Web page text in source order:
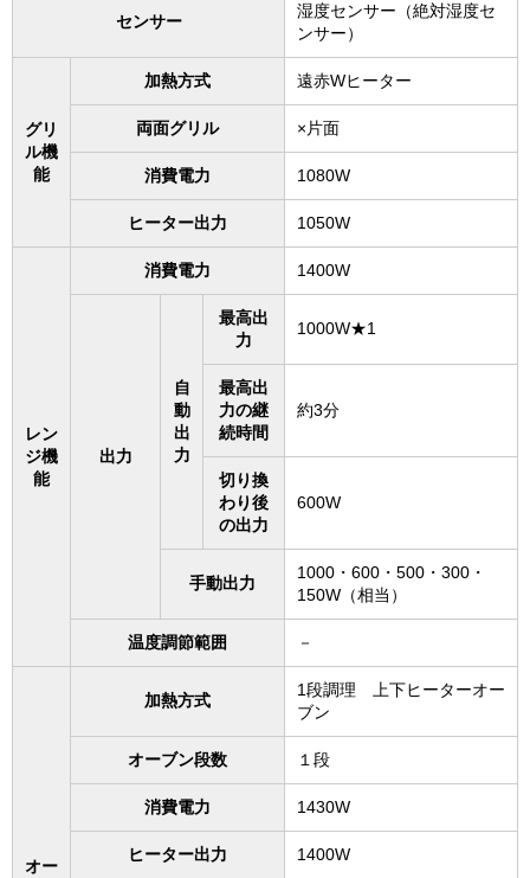
センサー
湿度センサー（絶対湿度セ
ンサー）
グリ
ル機
能
加熱方式 遠赤Wヒーター
両面グリル ×片面
消費電力 1080W
ヒーター出力 1050W
レン
ジ機
能
消費電力 1400W
出力
自
動
出
力
最高出
力
1000W★1
最高出
力の継
続時間
約3分
切り換
わり後
の出力
600W
手動出力
1000・600・500・300・
150W（相当）
温度調節範囲 －
オー
加熱方式
1段調理 上下ヒーターオー
ブン
オーブン段数 １段
消費電力 1430W
ヒーター出力 1400W